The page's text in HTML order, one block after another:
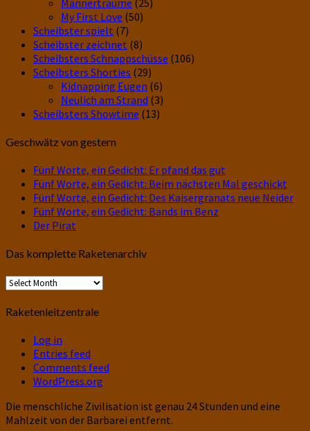
My First Love (50)
Scheibster spielt (7)
Scheibster zeichnet (8)
Scheibsters Schnappschüsse (106)
Scheibsters Shorties (29)
Kidnapping Eugen (6)
Neulich am Strand (3)
Scheibsters Showtime (13)
Geschwätz von gestern
Fünf Worte, ein Gedicht: Er pfand das gut
Fünf Worte, ein Gedicht: Beim nächsten Mal geschickt
Fünf Worte, ein Gedicht: Des Kaisergranats neue Neider
Fünf Worte, ein Gedicht: Bands im Benz
Der Pirat
Das komplette Raketenarchiv
Das
komplette
Raketenarchiv
Raketenleitzentrale
Log in
Entries feed
Comments feed
WordPress.org
Die menschliche Zivilisation ist genau 24 Stunden und eine
Mahlzeit von der Barbarei entfernt.